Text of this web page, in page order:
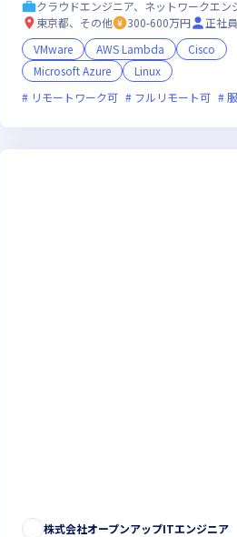
術に積極的 ベンチャー企業 残業月20時間
クラウドエンジニア、ネットワークエン
東京都、その他
300-600万円
正社員
VMware
AWS Lambda
Cisco
Microsoft Azure
Linux
リモートワーク可
フルリモート可
株式会社オープンアップITエンジニア